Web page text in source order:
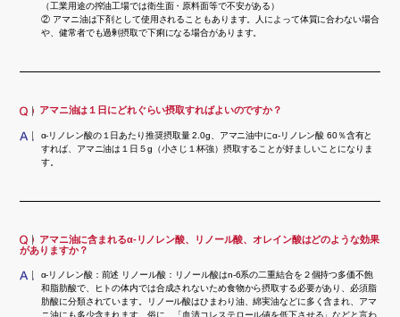
（工業用途の搾油工場では衛生面・原料面等で不安がある）
② アマニ油は下剤として使用されることもあります。人によって体質に合わない場合
や、健常者でも過剰摂取で下痢になる場合があります。
アマニ油は１日にどれぐらい摂取すればよいのですか？
α-リノレン酸の１日あたり推奨摂取量 2.0g、アマニ油中にα-リノレン酸 60％含有と
すれば、アマニ油は１日５g（小さじ１杯強）摂取することが好ましいことになりま
す。
アマニ油に含まれるα-リノレン酸、リノール酸、オレイン酸はどのような効果
がありますか？
α-リノレン酸：前述 リノール酸：リノール酸はn-6系の二重結合を２個持つ多価不飽
和脂肪酸で、ヒトの体内では合成されないため食物から摂取する必要があり、必須脂
肪酸に分類されています。リノール酸はひまわり油、綿実油などに多く含まれ、アマ